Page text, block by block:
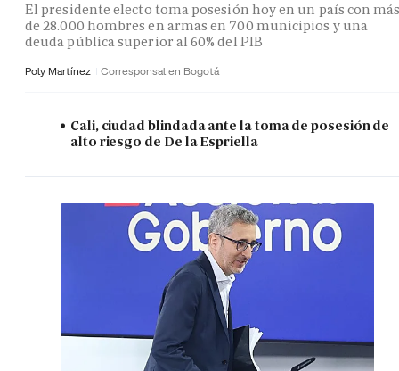
El presidente electo toma posesión hoy en un país con
de 28.000 hombres en armas en 700 municipios y una
deuda pública superior al 60% del PIB
Poly Martínez Corresponsal en Bogotá
Cali, ciudad blindada ante la toma de posesión de
alto riesgo de De la Espriella